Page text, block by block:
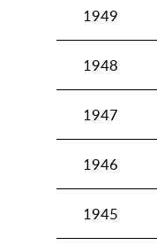
1949
1948
1947
1946
1945